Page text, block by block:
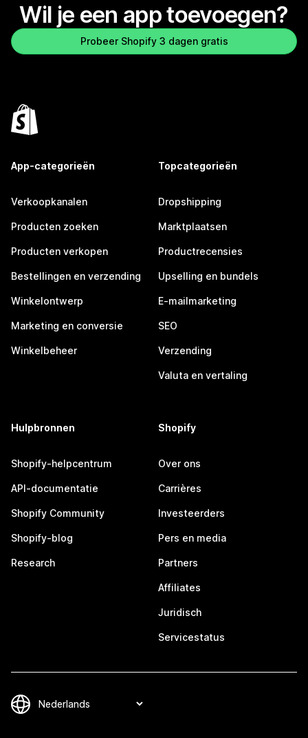
Wil je een app toevoegen?
Probeer Shopify 3 dagen gratis
App-categorieën
Verkoopkanalen
Producten zoeken
Producten verkopen
Bestellingen en verzending
Winkelontwerp
Marketing en conversie
Winkelbeheer
Topcategorieën
Dropshipping
Marktplaatsen
Productrecensies
Upselling en bundels
E-mailmarketing
SEO
Verzending
Valuta en vertaling
Hulpbronnen
Shopify-helpcentrum
API-documentatie
Shopify Community
Shopify-blog
Research
Shopify
Over ons
Carrières
Investeerders
Pers en media
Partners
Affiliates
Juridisch
Servicestatus